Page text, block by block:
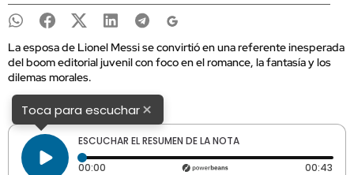
La esposa de Lionel Messi se convirtió en una referente inesperada
del boom editorial juvenil con foco en el romance, la fantasía y los
dilemas morales.
Toca para escuchar×
ESCUCHAR EL RESUMEN DE LA NOTA
00:00 Tiempo transcurrido: 0 segundos 00:43